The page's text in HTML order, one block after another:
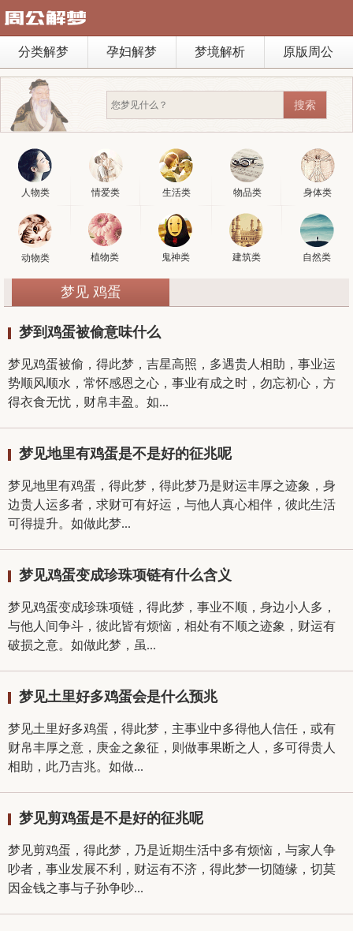
分类解梦 孕妇解梦 梦境解析 原版周公
人物类 情爱类 生活类 物品类 身体类
动物类 植物类 鬼神类 建筑类 自然类
梦见 鸡蛋
梦到鸡蛋被偷意味什么
梦见鸡蛋被偷，得此梦，吉星高照，多遇贵人相助，事业运
势顺风顺水，常怀感恩之心，事业有成之时，勿忘初心，方
得衣食无忧，财帛丰盈。如...
梦见地里有鸡蛋是不是好的征兆呢
梦见地里有鸡蛋，得此梦，得此梦乃是财运丰厚之迹象，身
边贵人运多者，求财可有好运，与他人真心相伴，彼此生活
可得提升。如做此梦...
梦见鸡蛋变成珍珠项链有什么含义
梦见鸡蛋变成珍珠项链，得此梦，事业不顺，身边小人多，
与他人间争斗，彼此皆有烦恼，相处有不顺之迹象，财运有
破损之意。如做此梦，虽...
梦见土里好多鸡蛋会是什么预兆
梦见土里好多鸡蛋，得此梦，主事业中多得他人信任，或有
财帛丰厚之意，庚金之象征，则做事果断之人，多可得贵人
相助，此乃吉兆。如做...
梦见剪鸡蛋是不是好的征兆呢
梦见剪鸡蛋，得此梦，乃是近期生活中多有烦恼，与家人争
吵者，事业发展不利，财运有不济，得此梦一切随缘，切莫
因金钱之事与子孙争吵...